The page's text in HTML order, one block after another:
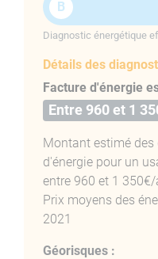
B
Diagnostic énergétique
Détails des
Facture d'énergie
Entre 960 et 1
Montant estimé des
d'énergie pour un
entre 960 et 1 350€/
Prix moyens des
2021
Géorisques :